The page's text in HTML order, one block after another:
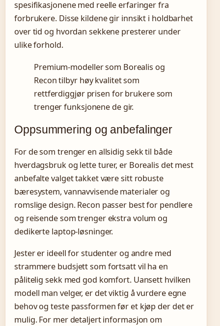
spesifikasjonene med reelle erfaringer fra
forbrukere. Disse kildene gir innsikt i holdbarhet
over tid og hvordan sekkene presterer under
ulike forhold.
Premium-modeller som Borealis og
Recon tilbyr høy kvalitet som
rettferdiggjør prisen for brukere som
trenger funksjonene de gir.
Oppsummering og anbefalinger
For de som trenger en allsidig sekk til både
hverdagsbruk og lette turer, er Borealis det mest
anbefalte valget takket være sitt robuste
bæresystem, vannavvisende materialer og
romslige design. Recon passer best for pendlere
og reisende som trenger ekstra volum og
dedikerte laptop-løsninger.
Jester er ideell for studenter og andre med
strammere budsjett som fortsatt vil ha en
pålitelig sekk med god komfort. Uansett hvilken
modell man velger, er det viktig å vurdere egne
behov og teste passformen før et kjøp der det er
mulig. For mer detaljert informasjon om